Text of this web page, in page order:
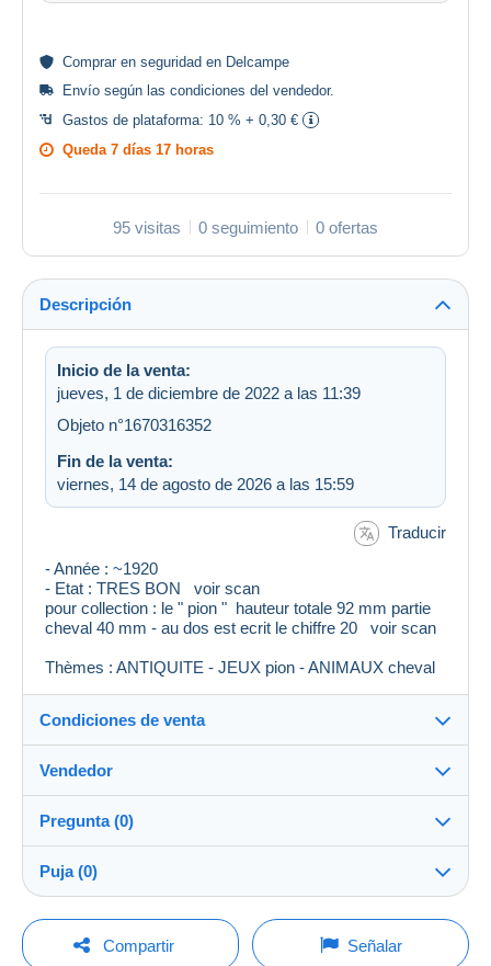
Comprar en seguridad en Delcampe
Envío según las condiciones del vendedor.
Gastos de plataforma: 10 % + 0,30 €
Queda 7 días 17 horas
95 visitas 0 seguimiento 0 ofertas
Descripción
Inicio de la venta:
jueves, 1 de diciembre de 2022 a las 11:39
Objeto n°1670316352
Fin de la venta:
viernes, 14 de agosto de 2026 a las 15:59
Traducir
- Année : ~1920
- Etat : TRES BON voir scan
pour collection : le " pion " hauteur totale 92 mm partie
cheval 40 mm - au dos est ecrit le chiffre 20 voir scan
Thèmes : ANTIQUITE - JEUX pion - ANIMAUX cheval
Condiciones de venta
Destino:
Ver la lista de países
Entrega en persona:
Sí
Envío después del pago
Vendedor
kloklo45100%(3588x)
Tienda
Pregunta (0)
Para hacer una pregunta, debe iniciar una
Puja (0)
La venta se prolongará un minuto si se presenta una
oferta menos de un minuto antes del plazo.
Compartir Señalar